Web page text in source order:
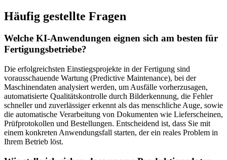
Häufig gestellte Fragen
Welche KI-Anwendungen eignen sich am besten für
Fertigungsbetriebe?
Die erfolgreichsten Einstiegsprojekte in der Fertigung sind
vorausschauende Wartung (Predictive Maintenance), bei der
Maschinendaten analysiert werden, um Ausfälle vorherzusagen,
automatisierte Qualitätskontrolle durch Bilderkennung, die Fehler
schneller und zuverlässiger erkennt als das menschliche Auge, sowie
die automatische Verarbeitung von Dokumenten wie Lieferscheinen,
Prüfprotokollen und Bestellungen. Entscheidend ist, dass Sie mit
einem konkreten Anwendungsfall starten, der ein reales Problem in
Ihrem Betrieb löst.